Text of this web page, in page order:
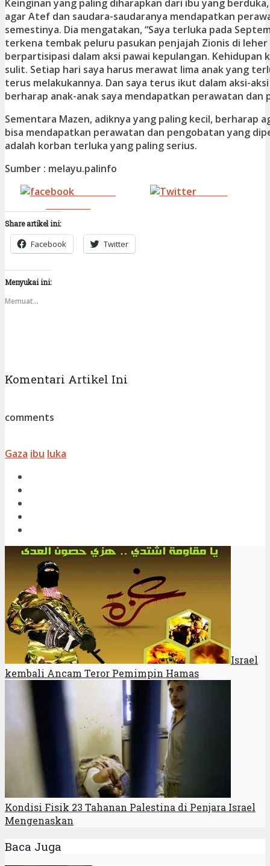
Keinginan yang paling diharapkan dari ibu yang
agar Atef dan saudara-saudaranya mendapatkan
semestinya. Dia mengatakan, “Saya terluka pada
terkena tembak peluru pasukan penjajah Zionis di leher
berpartisipasi dalam aksi pawai kepulangan. Kehidupan
sulit. Setiap hari saya harus merawat lima anak yang
terus melakukannya. Dan saya terus ikut dalam aksi-aksi
berharap anak-anak saya mendapatkan perawatan dan
Sementara Mazen, adiknya yang paling kecil, berharap
bisa mendapatkan perawatan dan pengobatan yang
adalah korban terluka yang paling serius.
Sumber : melayu.palinfo
Tweet
Share artikel ini:
Facebook Twitter
Menyukai ini:
Memuat...
Komentari Artikel Ini
comments
Gaza ibu luka
Israel
kembali Ancam Teror Pemimpin Hamas
Kondisi Fisik 23 Tahanan Palestina di Penjara Israel
Mengenaskan
Baca Juga